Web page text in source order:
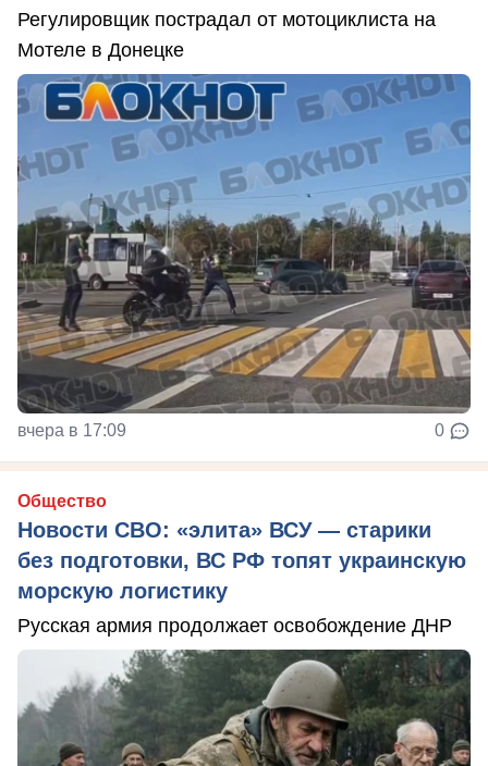
Регулировщик пострадал от мотоциклиста на
Мотеле в Донецке
вчера в 17:09 0
Общество
Новости СВО: «элита» ВСУ — старики
без подготовки, ВС РФ топят украинскую
морскую логистику
Русская армия продолжает освобождение ДНР